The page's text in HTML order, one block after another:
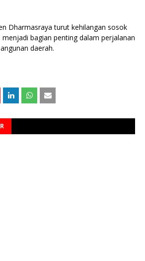
Dharmasraya turut kehilangan sosok
bagian penting dalam perjalanan
daerah.